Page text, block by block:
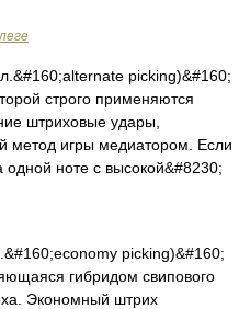
picking)&#160;
строго применяются
штриховые удары,
метод игры медиатором. Если
одной ноте с высокой&#8230;
picking)&#160;
гибридом свипового
Экономный штрих